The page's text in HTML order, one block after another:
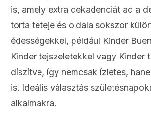
is, amely extra dekadenciát ad a
torta teteje és oldala sokszor
édességekkel, például Kinder
Kinder tejszeletekkel vagy Kinder
díszítve, így nemcsak ízletes,
is. Ideális választás
alkalmakra.